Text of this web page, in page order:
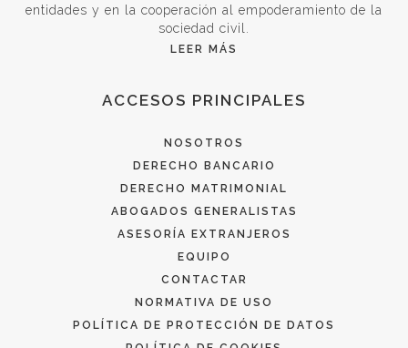
entidades y en la cooperación al empoderamiento de la
sociedad civil.
LEER MÁS
ACCESOS PRINCIPALES
NOSOTROS
DERECHO BANCARIO
DERECHO MATRIMONIAL
ABOGADOS GENERALISTAS
ASESORÍA EXTRANJEROS
EQUIPO
CONTACTAR
NORMATIVA DE USO
POLÍTICA DE PROTECCIÓN DE DATOS